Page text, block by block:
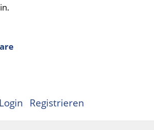
Login Registrieren